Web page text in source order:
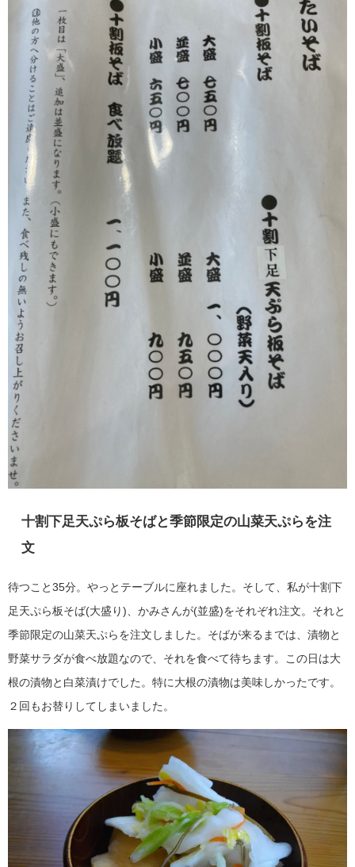
十割下足天ぷら板そばと季節限定の山菜天ぷらを注
文
待つこと35分。やっとテーブルに座れました。そして、私が十割下
足天ぷら板そば(大盛り)、かみさんが(並盛)をそれぞれ注文。それと
季節限定の山菜天ぷらを注文しました。そばが来るまでは、漬物と
野菜サラダが食べ放題なので、それを食べて待ちます。この日は大
根の漬物と白菜漬けでした。特に大根の漬物は美味しかったです。
２回もお替りしてしまいました。